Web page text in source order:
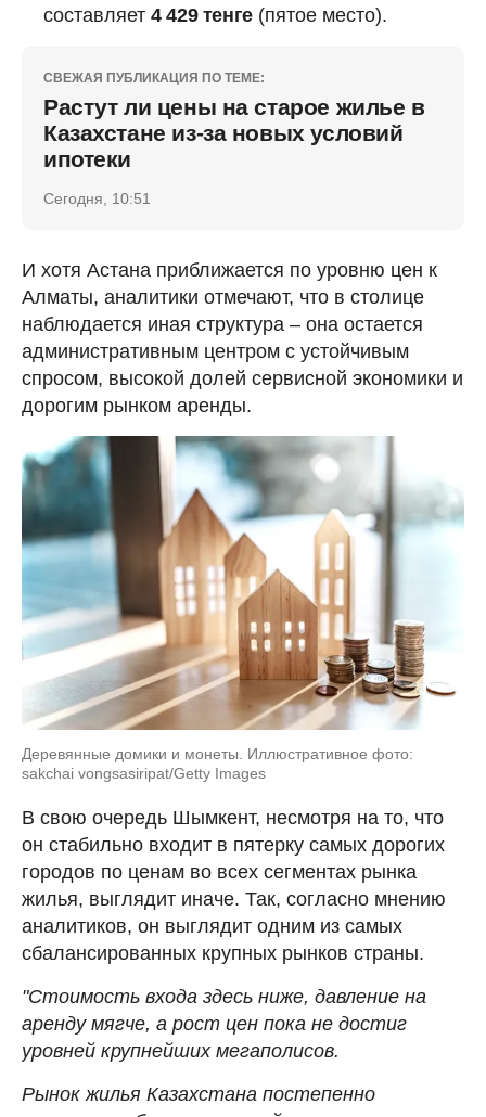
составляет 4 429 тенге (пятое место).
СВЕЖАЯ ПУБЛИКАЦИЯ ПО ТЕМЕ:
Растут ли цены на старое жилье в
Казахстане из-за новых условий
ипотеки
Сегодня, 10:51
И хотя Астана приближается по уровню цен к
Алматы, аналитики отмечают, что в столице
наблюдается иная структура – она остается
административным центром с устойчивым
спросом, высокой долей сервисной экономики и
дорогим рынком аренды.
Деревянные домики и монеты. Иллюстративное фото:
sakchai vongsasiripat/Getty Images
В свою очередь Шымкент, несмотря на то, что
он стабильно входит в пятерку самых дорогих
городов по ценам во всех сегментах рынка
жилья, выглядит иначе. Так, согласно мнению
аналитиков, он выглядит одним из самых
сбалансированных крупных рынков страны.
"Стоимость входа здесь ниже, давление на
аренду мягче, а рост цен пока не достиг
уровней крупнейших мегаполисов.
Рынок жилья Казахстана постепенно